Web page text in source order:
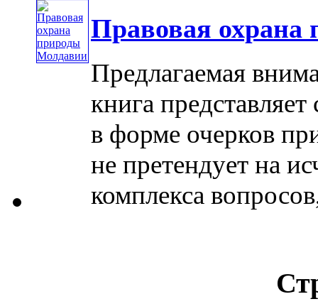
Правовая
Предлагаемая
книга
в форме очерков
не претендует на
комплекса